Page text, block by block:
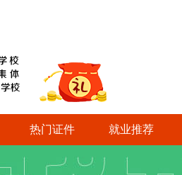
热门证件 就业推荐